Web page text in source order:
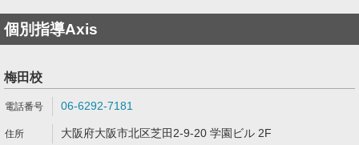
個別指導Axis
梅田校
06-6292-7181
大阪府大阪市北区芝田2-9-20 学園ビル 2F